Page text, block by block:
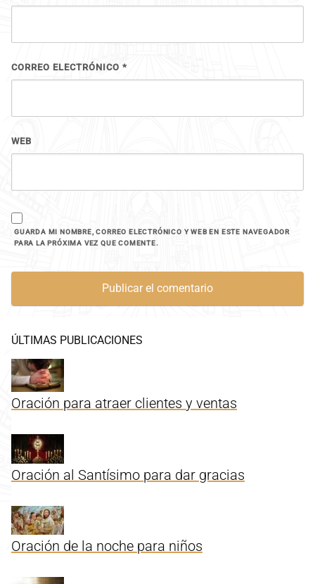
CORREO ELECTRÓNICO *
WEB
GUARDA MI NOMBRE, CORREO ELECTRÓNICO Y WEB EN ESTE NAVEGADOR
PARA LA PRÓXIMA VEZ QUE COMENTE.
ÚLTIMAS PUBLICACIONES
Oración para atraer clientes y ventas
Oración al Santísimo para dar gracias
Oración de la noche para niños